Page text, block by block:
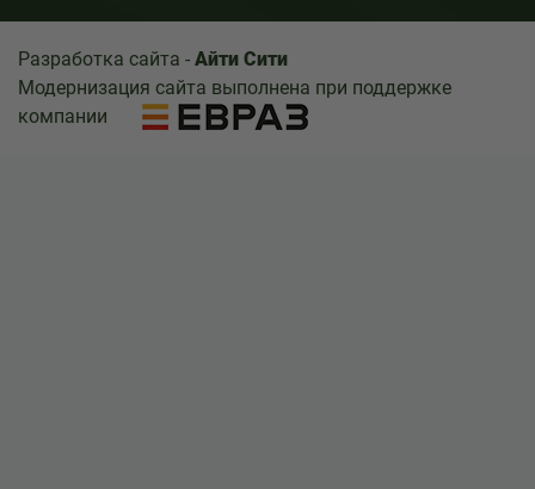
Разработка сайта - Айти Сити
Модернизация сайта выполнена при поддержке
компании